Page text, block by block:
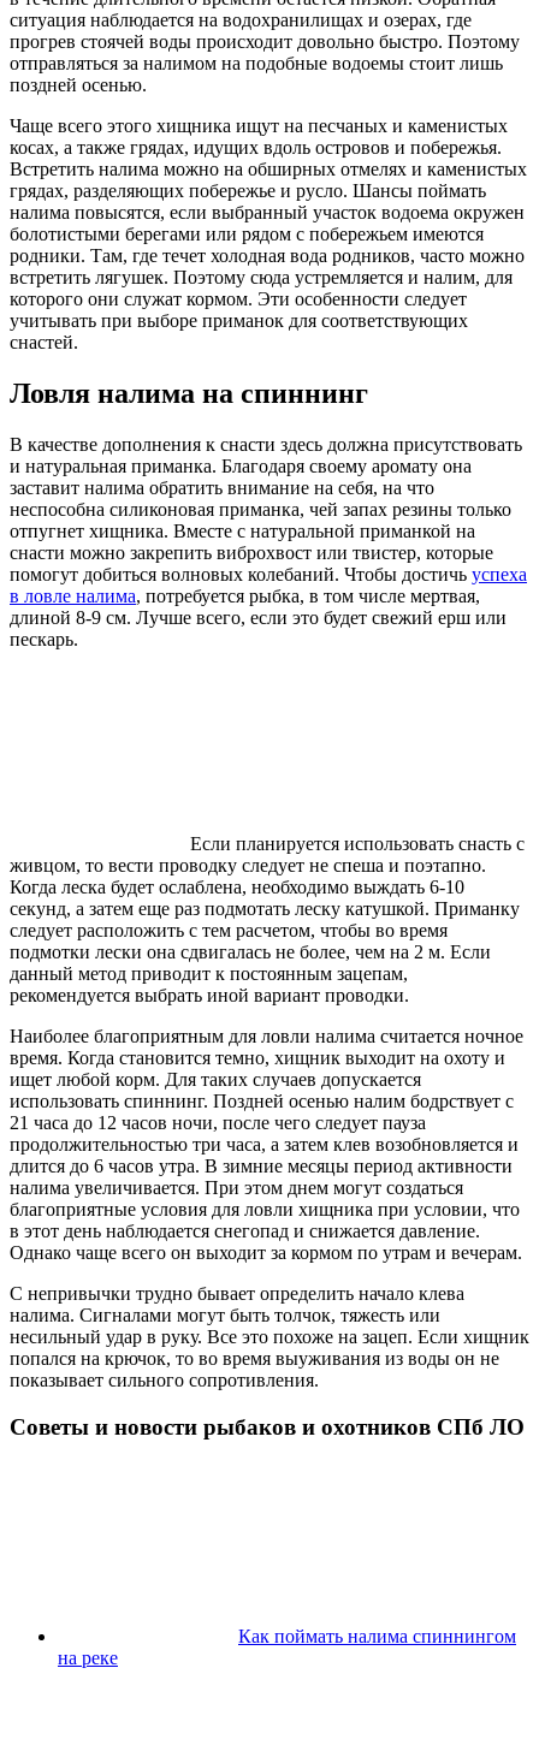
ситуация наблюдается на водохранилищах и озерах, где
прогрев стоячей воды происходит довольно быстро. Поэтому
отправляться за налимом на подобные водоемы стоит лишь
поздней осенью.
Чаще всего этого хищника ищут на песчаных и каменистых
косах, а также грядах, идущих вдоль островов и побережья.
Встретить налима можно на обширных отмелях и каменистых
грядах, разделяющих побережье и русло. Шансы поймать
налима повысятся, если выбранный участок водоема окружен
болотистыми берегами или рядом с побережьем имеются
родники. Там, где течет холодная вода родников, часто можно
встретить лягушек. Поэтому сюда устремляется и налим, для
которого они служат кормом. Эти особенности следует
учитывать при выборе приманок для соответствующих
снастей.
Ловля налима на спиннинг
В качестве дополнения к снасти здесь должна присутствовать
и натуральная приманка. Благодаря своему аромату она
заставит налима обратить внимание на себя, на что
неспособна силиконовая приманка, чей запах резины только
отпугнет хищника. Вместе с натуральной приманкой на
снасти можно закрепить виброхвост или твистер, которые
помогут добиться волновых колебаний. Чтобы достичь успеха
в ловле налима, потребуется рыбка, в том числе мертвая,
длиной 8-9 см. Лучше всего, если это будет свежий ерш или
пескарь.
Если планируется использовать снасть с
живцом, то вести проводку следует не спеша и поэтапно.
Когда леска будет ослаблена, необходимо выждать 6-10
секунд, а затем еще раз подмотать леску катушкой. Приманку
следует расположить с тем расчетом, чтобы во время
подмотки лески она сдвигалась не более, чем на 2 м. Если
данный метод приводит к постоянным зацепам,
рекомендуется выбрать иной вариант проводки.
Наиболее благоприятным для ловли налима считается ночное
время. Когда становится темно, хищник выходит на охоту и
ищет любой корм. Для таких случаев допускается
использовать спиннинг. Поздней осенью налим бодрствует с
21 часа до 12 часов ночи, после чего следует пауза
продолжительностью три часа, а затем клев возобновляется и
длится до 6 часов утра. В зимние месяцы период активности
налима увеличивается. При этом днем могут создаться
благоприятные условия для ловли хищника при условии, что
в этот день наблюдается снегопад и снижается давление.
Однако чаще всего он выходит за кормом по утрам и вечерам.
С непривычки трудно бывает определить начало клева
налима. Сигналами могут быть толчок, тяжесть или
несильный удар в руку. Все это похоже на зацеп. Если хищник
попался на крючок, то во время выуживания из воды он не
показывает сильного сопротивления.
Советы и новости рыбаков и охотников СПб ЛО
Как поймать налима спиннингом
на реке